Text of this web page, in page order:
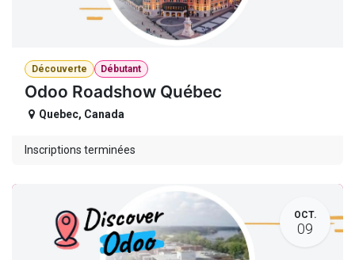
Découverte Débutant
Odoo Roadshow Québec
Quebec, Canada
Inscriptions terminées
OCT.
09